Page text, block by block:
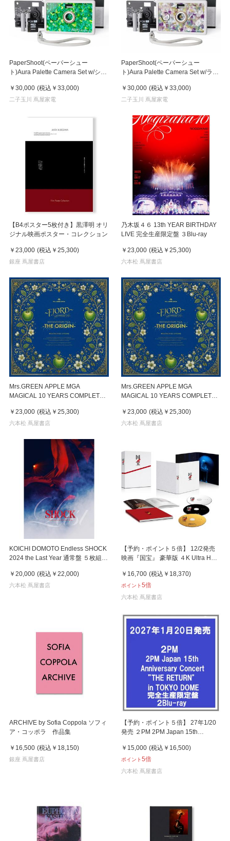
PaperShoot(ペーパーシュー
ト)Aura Palette Camera Set w/シト
￥30,000 (税込 ￥33,000)
二子玉川 蔦屋家電
PaperShoot(ペーパーシュー
ト)Aura Palette Camera Set w/ラベ
￥30,000 (税込 ￥33,000)
二子玉川 蔦屋家電
【B4ポスター5枚付き】黒澤明 オリ
ジナル映画ポスター・コレクション
￥23,000 (税込 ￥25,300)
銀座 蔦屋書店
乃木坂４６ 13th YEAR BIRTHDAY
LIVE 完全生産限定盤 ３Blu-ray
￥23,000 (税込 ￥25,300)
六本松 蔦屋書店
Mrs.GREEN APPLE MGA
MAGICAL 10 YEARS COMPLETE
回限定盤 ２Blu-ray+GOODS+ACC
￥23,000 (税込 ￥25,300)
六本松 蔦屋書店
Mrs.GREEN APPLE MGA
MAGICAL 10 YEARS COMPLETE
回限定盤 ４DVD+GOODS+ACC
￥23,000 (税込 ￥25,300)
六本松 蔦屋書店
KOICHI DOMOTO Endless SHOCK
2024 the Last Year 通常盤 ５枚組
￥20,000 (税込 ￥22,000)
六本松 蔦屋書店
【予約・ポイント５倍】 12/2発売
映画『国宝』 豪華版 ４K Ultra HD
吉沢亮
￥16,700 (税込 ￥18,370)
ポイント5倍
六本松 蔦屋書店
ARCHIVE by Sofia Coppola ソフィ
ア・コッポラ 作品集
￥16,500 (税込 ￥18,150)
銀座 蔦屋書店
【予約・ポイント５倍】 27年1/20
発売 ２PM 2PM Japan 15th
RETURN”in TOKYO DOME 完全生
産限定盤 ２Blu-ray 店舗購入特典あ
り
￥15,000 (税込 ￥16,500)
ポイント5倍
六本松 蔦屋書店